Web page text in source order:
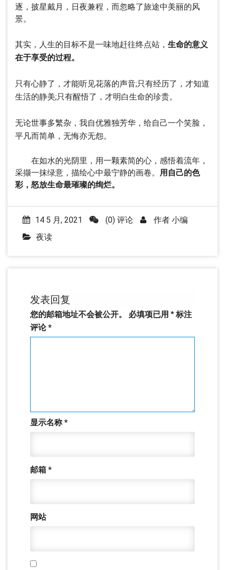
逐，披星戴月，日夜兼程，而忽略了旅途中美丽的风
景。
其实，人生的目标不是一味地赶往终点站， 生命的意义
在于享受的过程。
只有心静了，才能听见花落的声音;只有经历了，才知道
生活的静美;只有醒悟了，才明白生命的珍贵。
无论世事多繁杂，我自优雅独芳华，给自己一个笑脸，
平凡而简单，无悔亦无怨。
在如水的光阴里，用一颗素简的心，感悟着流年，
采撷一抹绿意，描绘心中最宁静的画卷。 用自己的色
彩，怒放生命最璀璨的绚烂。
14 5 月, 2021 (0) 评论 作者 小编
夜读
发表回复
您的邮箱地址不会被公开。 必填项已用 * 标注
评论*
显示名称*
邮箱 *
网站